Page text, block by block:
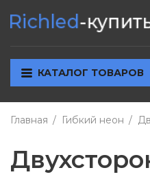
КАТАЛОГ ТОВАРОВ
Главная Гибкий неон